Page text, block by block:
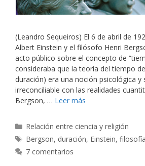
(Leandro Sequeiros) El 6 de abril de
Albert Einstein y el filósofo Henri
acto público sobre el concepto de
consideraba que la teoría del tiempo
duración) era una noción psicológica y
irreconciliable con las realidades
Bergson, … Leer más
Categorías
Relación entre ciencia y religión
Etiquetas
Bergson, duración, Einstein,filosofía
7 comentarios